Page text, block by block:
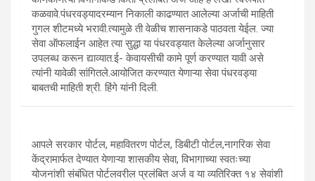
कळवावे.पंधरवड्यादरम्यान निकाली काढण्यात आलेल्या अर्जाची माहिती
गुगल शीटमध्ये भरावी.त्यामुळे ती वेळीच शासनाकडे पाठवता येईल. ज्या
सेवा ऑफलाईन आहेत त्या सुद्धा या पंधरवड्यात केलेल्या अर्जानुसार
उपलब्ध करून द्याव्यात.ई- केवायसीची कामे पूर्ण करण्यात यावी असे
त्यांनी यावेळी सांगितले.आयोजित करण्यात येणाऱ्या सेवा पंधरवड्या
बाबतची माहिती श्री. हिंगे यांनी दिली.
आपले सरकार पोर्टल, महावितरण पोर्टल, डिबीटी पोर्टल,नागरिक सेवा
केंद्रामार्फत देण्यात येणाऱ्या शासकीय सेवा, विभागाच्या स्वतःच्या
योजनांशी संबंधित पोर्टलवरील प्रलंबित अर्ज व या व्यतिरिक्त १४ सेवांशी